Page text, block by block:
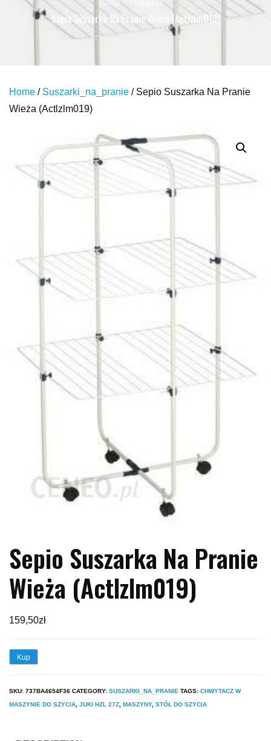
Sepio Suszarka Na Pranie Wieża (Actlzlm019)
Home / Suszarki_na_pranie / Sepio Suszarka Na Pranie
Wieża (Actlzlm019)
Sepio Suszarka Na Pranie
Wieża (Actlzlm019)
159,50zł
Kup
SKU: 737BA4654F36 CATEGORY: SUSZARKI_NA_PRANIE TAGS: CHWYTACZ W
MASZYNIE DO SZYCIA, JUKI HZL 27Z, MASZYNY, STÓŁ DO SZYCIA